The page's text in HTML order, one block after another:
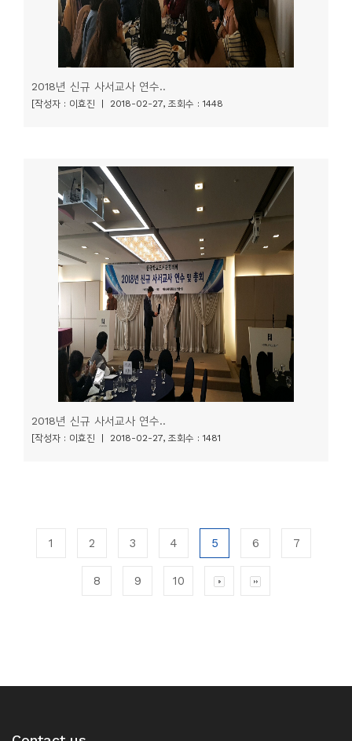
2018년 신규 사서교사 연수..
[작성자 : 이효진 | 2018-02-27, 조회수 : 1448
2018년 신규 사서교사 연수..
[작성자 : 이효진 | 2018-02-27, 조회수 : 1481
1 2 3 4 5 6 7
8 9 10